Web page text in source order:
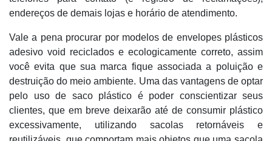
endereços de demais lojas e horário de atendimento.
Vale a pena procurar por modelos de envelopes plásticos
adesivo void reciclados e ecologicamente correto, assim
você evita que sua marca fique associada a poluição e
destruição do meio ambiente. Uma das vantagens de optar
pelo uso de saco plástico é poder conscientizar seus
clientes, que em breve deixarão até de consumir plástico
excessivamente, utilizando sacolas retornáveis e